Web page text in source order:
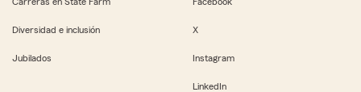
Diversidad e inclusión
Jubilados
X
Instagram
LinkedIn